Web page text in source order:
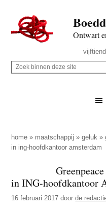
naar
de
inhoud
secondary
naar
de
sidebar
naar
de
Ontwart
Rechts
Z
p
d
z
e
Z
i
n
n
d
home » maatschappij »geluk »
in ing-hoofdkantoor amsterdam
in ING-hoofdkantoor
16 februari 2017 doorde